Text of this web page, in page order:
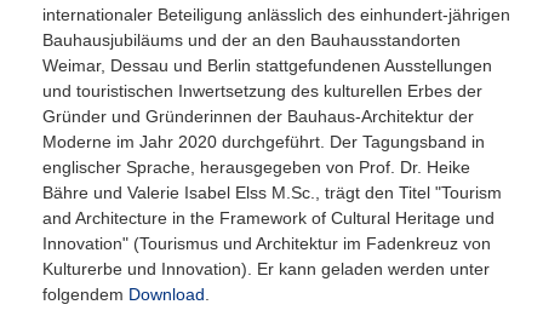
internationaler Beteiligung anlässlich des einhundert-jährigen
Bauhausjubiläums und der an den Bauhausstandorten
Weimar, Dessau und Berlin stattgefundenen Ausstellungen
und touristischen Inwertsetzung des kulturellen Erbes der
Gründer und Gründerinnen der Bauhaus-Architektur der
Moderne im Jahr 2020 durchgeführt. Der Tagungsband in
englischer Sprache, herausgegeben von Prof. Dr. Heike
Bähre und Valerie Isabel Elss M.Sc., trägt den Titel "Tourism
and Architecture in the Framework of Cultural Heritage und
Innovation" (Tourismus und Architektur im Fadenkreuz von
Kulturerbe und Innovation).
Er kann geladen werden unter
folgendem Download